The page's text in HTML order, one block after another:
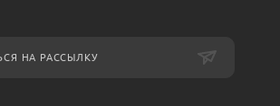
НА РАССЫЛКУ